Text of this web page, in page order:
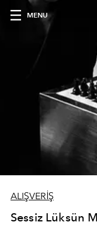
MENU
ALIŞVERİŞ
Sessiz Lüksün